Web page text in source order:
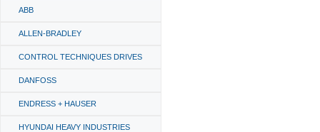
ABB
ALLEN-BRADLEY
CONTROL TECHNIQUES DRIVES
DANFOSS
ENDRESS + HAUSER
HYUNDAI HEAVY INDUSTRIES